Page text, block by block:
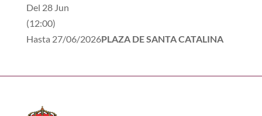
Del 28 Jun
(12:00)
Hasta 27/06/2026PLAZA DE SANTA CATALINA